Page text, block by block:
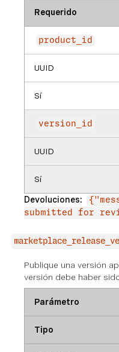
Requerido
product_id
UUID
Sí
version_id
UUID
Sí
Devoluciones:
submitted for
Publique una versión
versión debe haber
Parámetro
Tipo